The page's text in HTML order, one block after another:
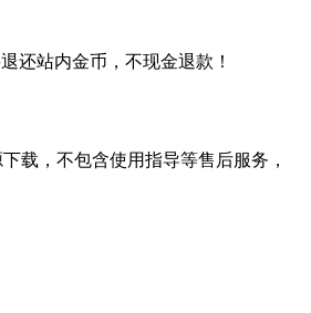
还站内金币，不现金退款！
载，不包含使用指导等售后服务，